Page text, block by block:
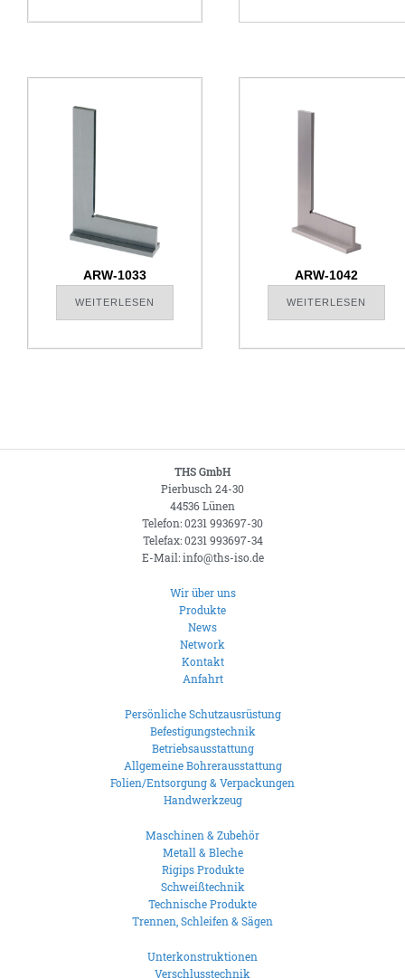
ARW-1033
WEITERLESEN
ARW-1042
WEITERLESEN
THS GmbH
Pierbusch 24-30
44536 Lünen
Telefon: 0231 993697-30
Telefax: 0231 993697-34
E-Mail: info@ths-iso.de
Wir über uns
Produkte
News
Network
Kontakt
Anfahrt
Persönliche Schutzausrüstung
Befestigungstechnik
Betriebsausstattung
Allgemeine Bohrerausstattung
Folien/Entsorgung & Verpackungen
Handwerkzeug
Maschinen & Zubehör
Metall & Bleche
Rigips Produkte
Schweißtechnik
Technische Produkte
Trennen, Schleifen & Sägen
Unterkonstruktionen
Verschlusstechnik